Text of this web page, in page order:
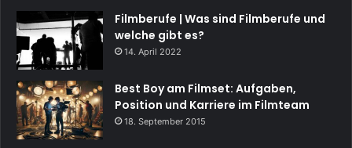
Filmberufe | Was sind Filmberufe und
welche gibt es?
14. April 2022
Best Boy am Filmset: Aufgaben,
Position und Karriere im Filmteam
18. September 2015